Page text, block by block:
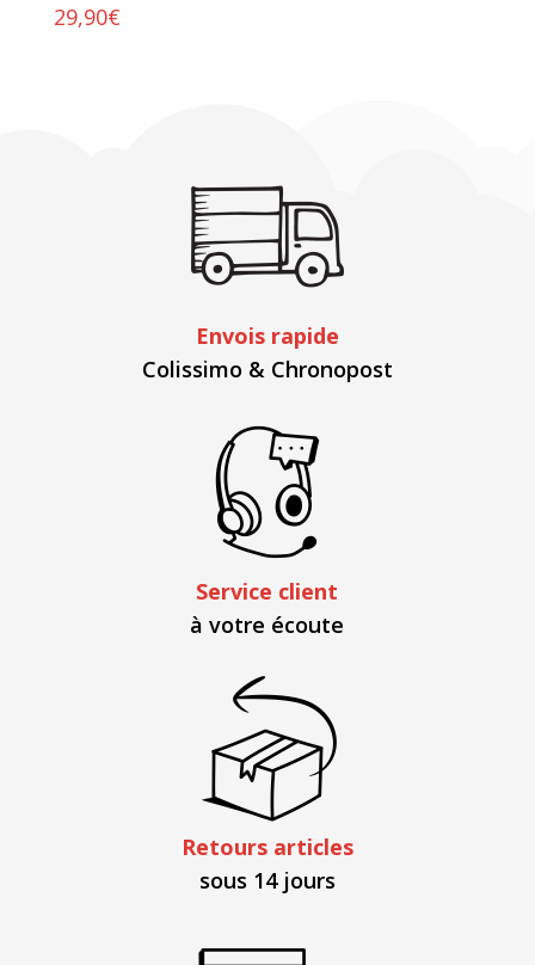
29,90€
Envois rapide
Colissimo & Chronopost
Service client
à votre écoute
Retours articles
sous 14 jours